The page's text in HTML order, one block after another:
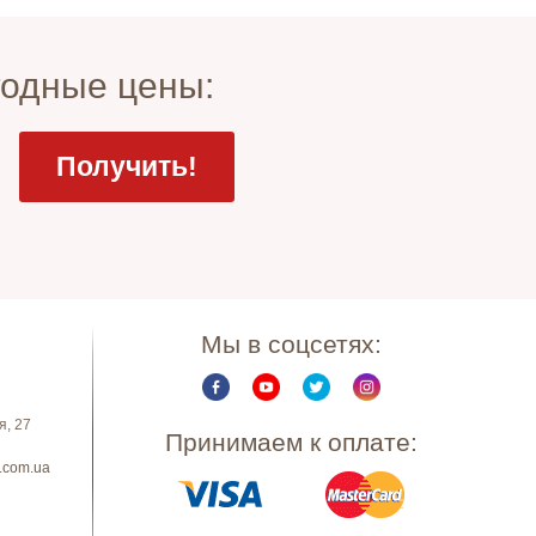
цены:
27
Мы в соцсетях:
Принимаем к оплате: